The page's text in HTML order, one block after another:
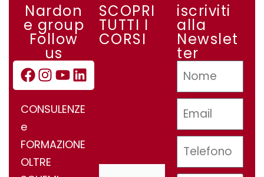
Nardon
e group
Follow
us
CONSULENZE
e
FORMAZIONE
OLTRE
SCOPRI
TUTTI I
CORSI
iscriviti
alla
Newslet
ter